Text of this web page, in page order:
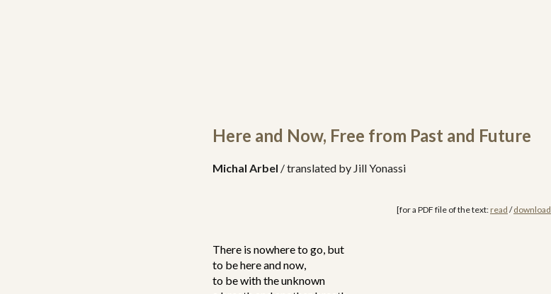
Here and Now, Free from Past and Future
Michal Arbel / translated by Jill Yonassi
[for a PDF file of the text: read / download
There is nowhere to go, but
to be here and now,
to be with the unknown